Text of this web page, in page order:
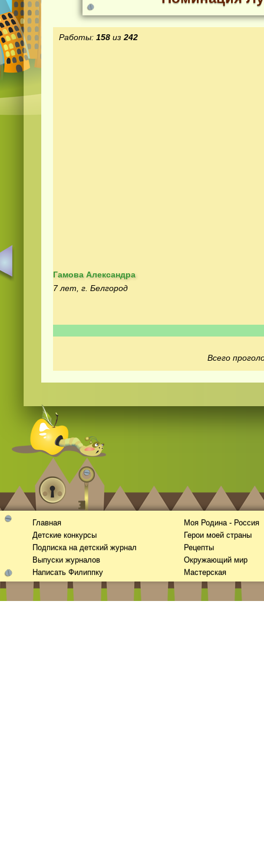
Работы: 158 из 242
Гамова Александра
7 лет, г. Белгород
Всего
Главная
Детские конкурсы
Подписка на детский журнал
Выпуски журналов
Написать Филиппку
Моя Родина - Россия
Герои моей страны
Рецепты
Окружающий мир
Мастерская
Смотретьвидео